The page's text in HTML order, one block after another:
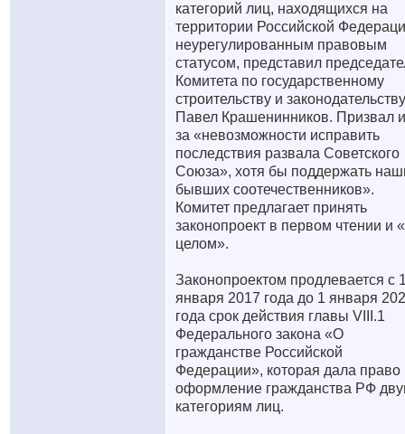
категорий лиц, находящихся на
территории Российской
неурегулированным правовым
статусом, представил
Комитета по государственному
строительству и законодательству
Павел Крашенинников. Призвал
за «невозможности исправить
последствия развала Советского
Союза», хотя бы поддержать
бывших соотечественников».
Комитет предлагает принять
законопроект в первом чтении и
целом».
Законопроектом продлевается с
января 2017 года до 1 января
года срок действия главы VIII.1
Федерального закона «О
гражданстве Российской
Федерации», которая дала право
оформление гражданства РФ
категориям лиц.